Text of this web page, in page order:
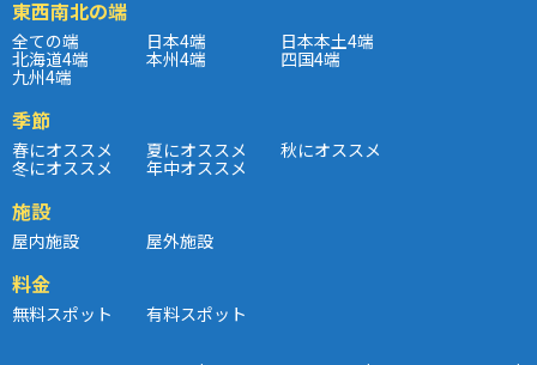
東西南北の端
全ての端 日本4端 日本本土4端
北海道4端 本州4端 四国4端
九州4端
季節
春にオススメ 夏にオススメ 秋にオススメ
冬にオススメ 年中オススメ
施設
屋内施設 屋外施設
料金
無料スポット 有料スポット